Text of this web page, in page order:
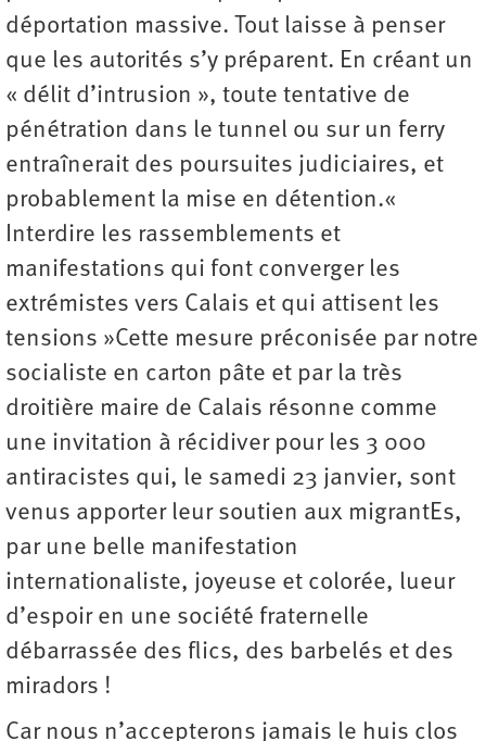
déportation massive. Tout laisse à penser
que les autorités s’y préparent. En créant un
« délit d’intrusion », toute tentative de
pénétration dans le tunnel ou sur un ferry
entraînerait des poursuites judiciaires, et
probablement la mise en détention.«
Interdire les rassemblements et
manifestations qui font converger les
extrémistes vers Calais et qui attisent les
tensions »Cette mesure préconisée par notre
socialiste en carton pâte et par la très
droitière maire de Calais résonne comme
une invitation à récidiver pour les 3 000
antiracistes qui, le samedi 23 janvier, sont
venus apporter leur soutien aux migrantEs,
par une belle manifestation
internationaliste, joyeuse et colorée, lueur
d’espoir en une société fraternelle
débarrassée des flics, des barbelés et des
miradors !
Car nous n’accepterons jamais le huis clos